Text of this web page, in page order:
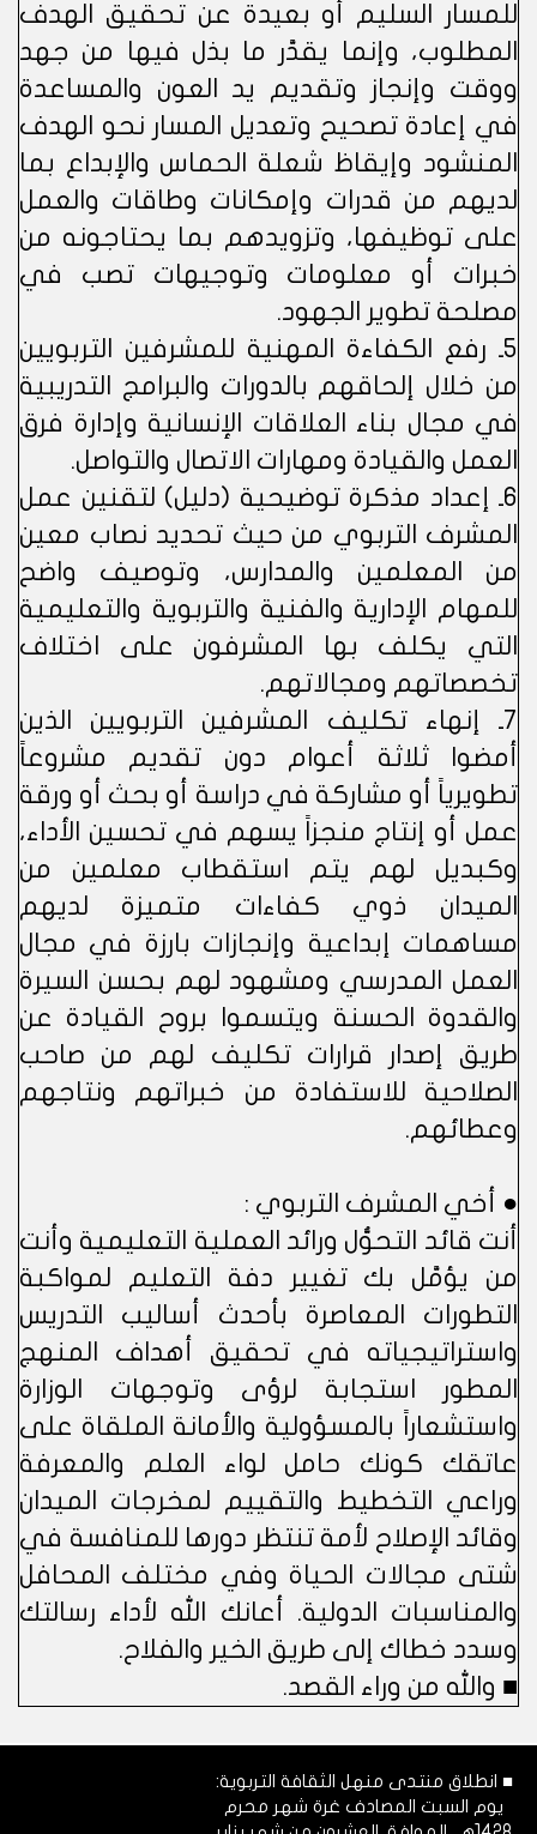
للمسار السليم أو بعيدة عن تحقيق الهدف
المطلوب، وإنما يقدَّر ما بذل فيها من جهد
ووقت وإنجاز وتقديم يد العون والمساعدة
في إعادة تصحيح وتعديل المسار نحو الهدف
المنشود وإيقاظ شعلة الحماس والإبداع بما
لديهم من قدرات وإمكانات وطاقات والعمل
على توظيفها، وتزويدهم بما يحتاجونه من
خبرات أو معلومات وتوجيهات تصب في
مصلحة تطوير الجهود.
5ـ رفع الكفاءة المهنية للمشرفين التربويين
من خلال إلحاقهم بالدورات والبرامج التدريبية
في مجال بناء العلاقات الإنسانية وإدارة فرق
العمل والقيادة ومهارات الاتصال والتواصل.
6ـ إعداد مذكرة توضيحية (دليل) لتقنين عمل
المشرف التربوي من حيث تحديد نصاب معين
من المعلمين والمدارس، وتوصيف واضح
للمهام الإدارية والفنية والتربوية والتعليمية
التي يكلف بها المشرفون على اختلاف
تخصصاتهم ومجالاتهم.
7ـ إنهاء تكليف المشرفين التربويين الذين
أمضوا ثلاثة أعوام دون تقديم مشروعاً
تطويرياً أو مشاركة في دراسة أو بحث أو ورقة
عمل أو إنتاج منجزاً يسهم في تحسين الأداء،
وكبديل لهم يتم استقطاب معلمين من
الميدان ذوي كفاءات متميزة لديهم
مساهمات إبداعية وإنجازات بارزة في مجال
العمل المدرسي ومشهود لهم بحسن السيرة
والقدوة الحسنة ويتسموا بروح القيادة عن
طريق إصدار قرارات تكليف لهم من صاحب
الصلاحية للاستفادة من خبراتهم ونتاجهم
وعطائهم.
● أخي المشرف التربوي :
أنت قائد التحوُّل ورائد العملية التعليمية وأنت
من يؤمَّل بك تغيير دفة التعليم لمواكبة
التطورات المعاصرة بأحدث أساليب التدريس
واستراتيجياته في تحقيق أهداف المنهج
المطور استجابة لرؤى وتوجهات الوزارة
واستشعاراً بالمسؤولية والأمانة الملقاة على
عاتقك كونك حامل لواء العلم والمعرفة
وراعي التخطيط والتقييم لمخرجات الميدان
وقائد الإصلاح لأمة تنتظر دورها للمنافسة في
شتى مجالات الحياة وفي مختلف المحافل
والمناسبات الدولية. أعانك الله لأداء رسالتك
وسدد خطاك إلى طريق الخير والفلاح.
■ والله من وراء القصد.
■ انطلاق منتدى منهل الثقافة التربوية:
يوم السبت المصادف غرة شهر محرم